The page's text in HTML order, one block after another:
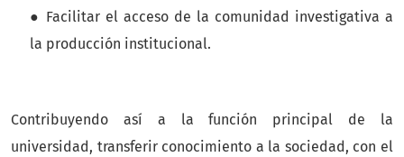
● Facilitar el acceso de la comunidad investigativa a
la producción institucional.
Contribuyendo así a la función principal de la
universidad, transferir conocimiento a la sociedad, con el